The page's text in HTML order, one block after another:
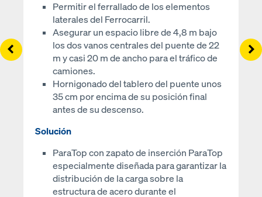
Permitir el ferrallado de los elementos
laterales del Ferrocarril.
Asegurar un espacio libre de 4,8 m bajo
los dos vanos centrales del puente de 22
m y casi 20 m de ancho para el tráfico de
camiones.
Hornigonado del tablero del puente unos
35 cm por encima de su posición final
antes de su descenso.
Solución
ParaTop con zapato de inserción ParaTop
especialmente diseñada para garantizar la
distribución de la carga sobre la
estructura de acero durante el
Left